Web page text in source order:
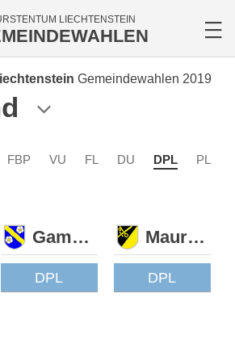
LIECHTENSTEIN
Gemeindewahlen 2019
FBP VU FL DU DPL PL
Gamprin
DPL
Mauren
DPL